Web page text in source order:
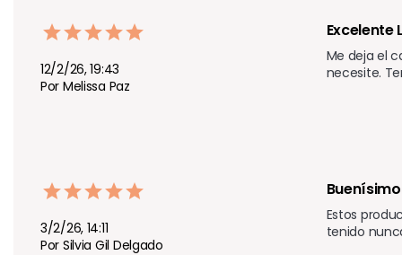
12/2/26, 19:43
Por Melissa Paz
Excelente
Me deja el
necesite.
3/2/26, 14:11
Por Silvia Gil Delgado
Estos
tenido